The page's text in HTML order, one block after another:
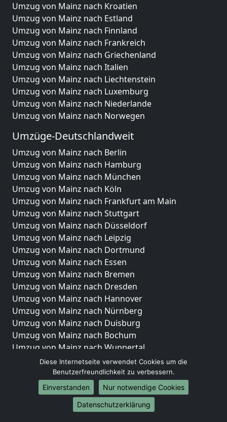
Umzug von Mainz nach Kroatien
Umzug von Mainz nach Estland
Umzug von Mainz nach Finnland
Umzug von Mainz nach Frankreich
Umzug von Mainz nach Griechenland
Umzug von Mainz nach Italien
Umzug von Mainz nach Liechtenstein
Umzug von Mainz nach Luxemburg
Umzug von Mainz nach Niederlande
Umzug von Mainz nach Norwegen
Umzüge-Deutschlandweit
Umzug von Mainz nach Berlin
Umzug von Mainz nach Hamburg
Umzug von Mainz nach München
Umzug von Mainz nach Köln
Umzug von Mainz nach Frankfurt am Main
Umzug von Mainz nach Stuttgart
Umzug von Mainz nach Düsseldorf
Umzug von Mainz nach Leipzig
Umzug von Mainz nach Dortmund
Umzug von Mainz nach Essen
Umzug von Mainz nach Bremen
Umzug von Mainz nach Dresden
Umzug von Mainz nach Hannover
Umzug von Mainz nach Nürnberg
Umzug von Mainz nach Duisburg
Umzug von Mainz nach Bochum
Umzug von Mainz nach Wuppertal
Umzug von Mainz nach Bielefeld
Umzug von Mainz nach Bonn
Umzug von Mainz nach Münster
Internationale-Umzüge
Diese Internetseite verwendet Cookies um die
Benutzerfreundlichkeit zu verbessern.
Einverstanden
Nur notwendige Cookies
Datenschutzerklärung